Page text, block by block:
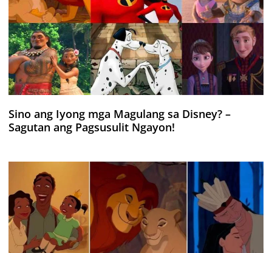
Sino ang Iyong mga Magulang sa Disney? –
Sagutan ang Pagsusulit Ngayon!